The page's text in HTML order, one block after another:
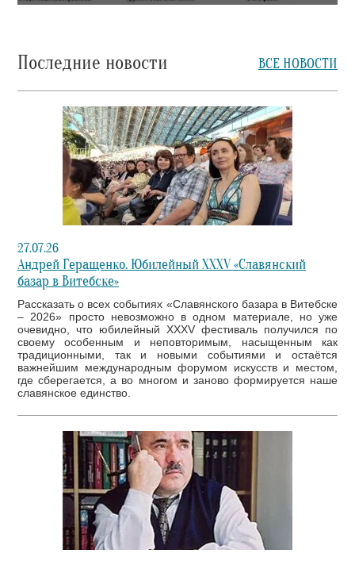
Последние новости ВСЕ НОВОСТИ
27.07.26
Андрей Геращенко. Юбилейный XXXV «Славянский
базар в Витебске»
Рассказать о всех событиях «Славянского базара в Витебске
– 2026» просто невозможно в одном материале, но уже
очевидно, что юбилейный XXXV фестиваль получился по
своему особенным и неповторимым, насыщенным как
традиционными, так и новыми событиями и остаётся
важнейшим международным форумом искусств и местом,
где сберегается, а во многом и заново формируется наше
славянское единство.